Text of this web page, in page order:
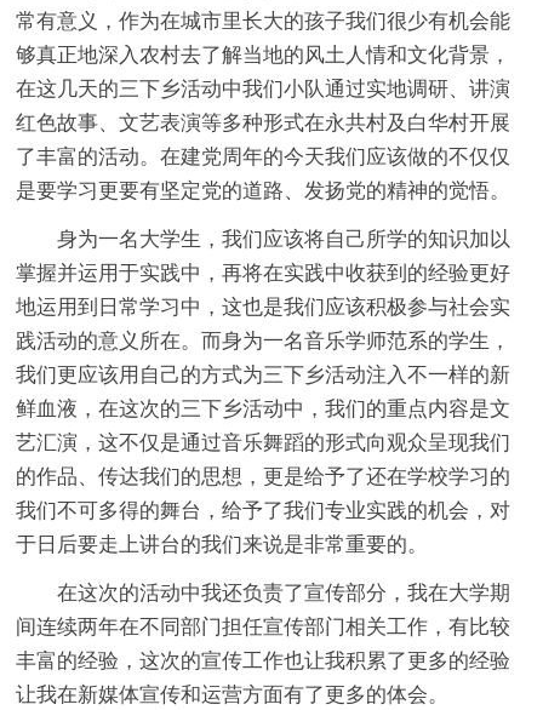
常有意义，作为在城市里长大的孩子我们很少有机会能
够真正地深入农村去了解当地的风土人情和文化背景，
在这几天的三下乡活动中我们小队通过实地调研、讲演
红色故事、文艺表演等多种形式在永共村及白华村开展
了丰富的活动。在建党周年的今天我们应该做的不仅仅
是要学习更要有坚定党的道路、发扬党的精神的觉悟。
身为一名大学生，我们应该将自己所学的知识加以
掌握并运用于实践中，再将在实践中收获到的经验更好
地运用到日常学习中，这也是我们应该积极参与社会实
践活动的意义所在。而身为一名音乐学师范系的学生，
我们更应该用自己的方式为三下乡活动注入不一样的新
鲜血液，在这次的三下乡活动中，我们的重点内容是文
艺汇演，这不仅是通过音乐舞蹈的形式向观众呈现我们
的作品、传达我们的思想，更是给予了还在学校学习的
我们不可多得的舞台，给予了我们专业实践的机会，对
于日后要走上讲台的我们来说是非常重要的。
在这次的活动中我还负责了宣传部分，我在大学期
间连续两年在不同部门担任宣传部门相关工作，有比较
丰富的经验，这次的宣传工作也让我积累了更多的经验
让我在新媒体宣传和运营方面有了更多的体会。